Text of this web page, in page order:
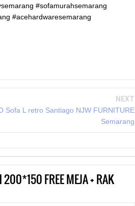
#sofamurahsemarang
#acehardwaresemarang
NEXT
Sofa L retro Santiago NJW FURNITURE
Semarang
FREE MEJA + RAK